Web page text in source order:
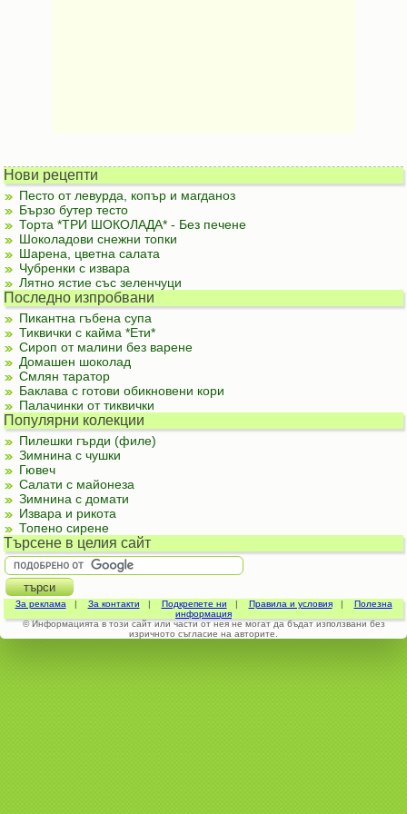
Нови рецепти
Песто от левурда, копър и магданоз
Бързо бутер тесто
Торта *ТРИ ШОКОЛАДА* - Без печене
Шоколадови снежни топки
Шарена, цветна салата
Чубренки с извара
Лятно ястие със зеленчуци
Последно изпробвани
Пикантна гъбена супа
Тиквички с кайма *Ети*
Сироп от малини без варене
Домашен шоколад
Смлян таратор
Баклава с готови обикновени кори
Палачинки от тиквички
Популярни колекции
Пилешки гърди (филе)
Зимнина с чушки
Гювеч
Салати с майонеза
Зимнина с домати
Извара и рикота
Топено сирене
Търсене в целия сайт
За реклама | За контакти | Подкрепете ни | Правила и условия| Полезна
информация
© Информацията в този сайт или части от нея не могат да бъдат използвани без
изричното съгласие на авторите.